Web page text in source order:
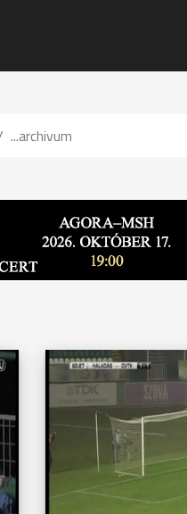
...archivum